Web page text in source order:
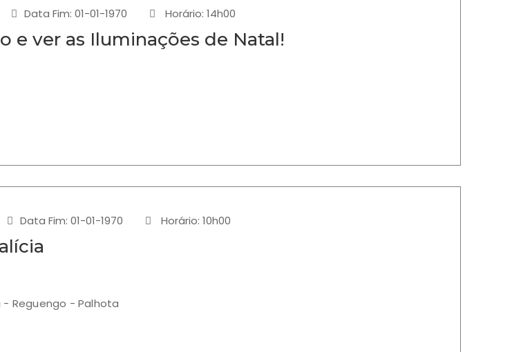
Data Fim: 01-01-1970 Horário: 14h00
e ver as Iluminações de Natal!
Data Fim: 01-01-1970 Horário: 10h00
- Reguengo - Palhota